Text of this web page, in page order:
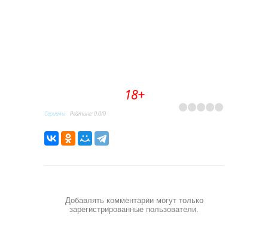
18+
Сериалы Рейтинг:0.0/0
Добавлять комментарии могут только
зарегистрированные пользователи.